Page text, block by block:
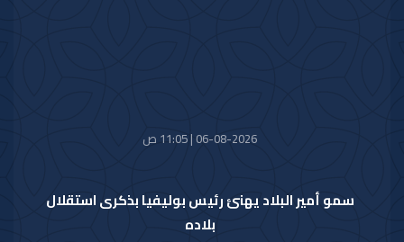
06-08-2026 | 11:05 ص
سمو أمير البلاد يهنئ رئيس بوليفيا بذكرى استقلال
بلاده